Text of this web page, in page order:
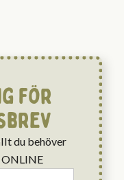
för
du behöver
ONLINE